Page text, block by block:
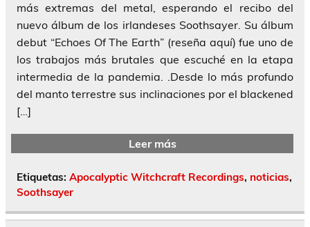
más extremas del metal, esperando el recibo del
nuevo álbum de los irlandeses Soothsayer. Su álbum
debut “Echoes Of The Earth” (reseña aquí) fue uno de
los trabajos más brutales que escuché en la etapa
intermedia de la pandemia. .Desde lo más profundo
del manto terrestre sus inclinaciones por el blackened
[…]
Leer más
Etiquetas: Apocalyptic Witchcraft Recordings, noticias,
Soothsayer